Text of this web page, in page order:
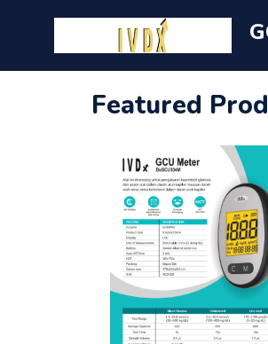
Featured